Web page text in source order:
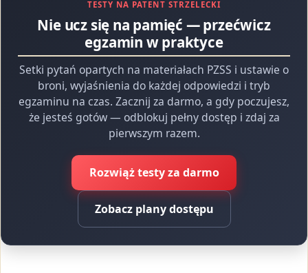
TESTY NA PATENT STRZELECKI
Nie ucz się na pamięć — przećwicz
egzamin w praktyce
Setki pytań opartych na materiałach PZSS i ustawie o
broni, wyjaśnienia do każdej odpowiedzi i tryb
egzaminu na czas. Zacznij za darmo, a gdy poczujesz,
że jesteś gotów — odblokuj pełny dostęp i zdaj za
pierwszym razem.
Rozwiąż testy za darmo
Zobacz plany dostępu